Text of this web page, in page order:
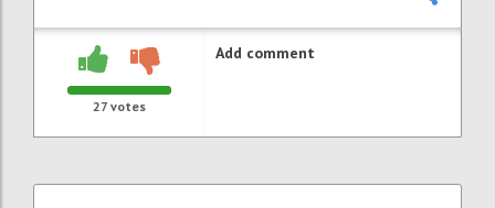
27 votes
Add comment